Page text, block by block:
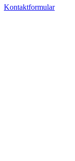
Kontaktformular